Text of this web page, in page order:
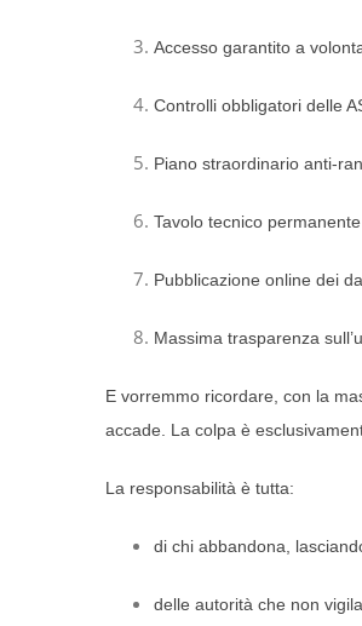
Accesso garantito a
Controlli obbligatori delle
Piano straordinario anti-
Tavolo tecnico
Pubblicazione online dei
Massima trasparenza
E vorremmo ricordare, con la
accade. La colpa è
La responsabilità è tutta:
di chi abbandona,
delle autorità che non